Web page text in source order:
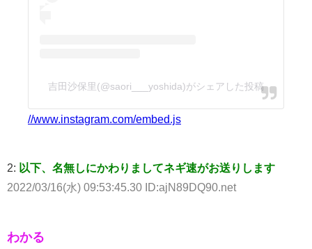
吉田沙保里(@saori___yoshida)がシェアした投稿
//www.instagram.com/embed.js
2: 以下、名無しにかわりましてネギ速がお送りします
2022/03/16(水) 09:53:45.30 ID:ajN89DQ90.net
わかる